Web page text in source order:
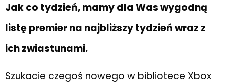
Jak co tydzień, mamy dla Was wygodną
listę premier na najbliższy tydzień wraz z
ich zwiastunami.
Szukacie czegoś nowego w bibliotece Xbox